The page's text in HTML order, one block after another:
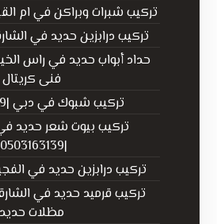
تركيب شبرات وبراكن في ام القيوين
تركيب درابزين حديد في الشارقة
فنى كريتال
تركيب شبوك في دبي |0503163139|
تركيب بيوت شعر حديد
|0503163139|
تركيب درابزين حديد في الفجيرة
مظلات حديد